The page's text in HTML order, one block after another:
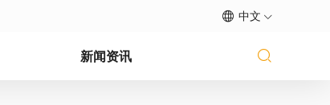
中文
新闻资讯